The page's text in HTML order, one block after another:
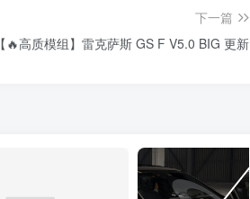
下一篇
【🔥高质模组】雷克萨斯 GS F V5.0 BIG 更新